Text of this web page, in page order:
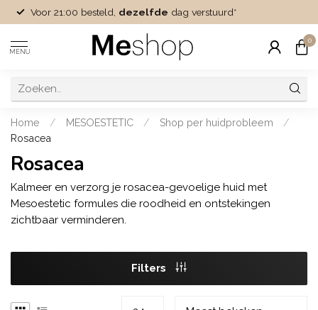
Voor 21:00 besteld, dezelfde dag verstuurd*
MENU
0
Home / MESOESTETIC / Shop per huidprobleem
/
Rosacea
Rosacea
Kalmeer en verzorg je rosacea-gevoelige huid met
Mesoestetic formules die roodheid en ontstekingen
zichtbaar verminderen.
Filters